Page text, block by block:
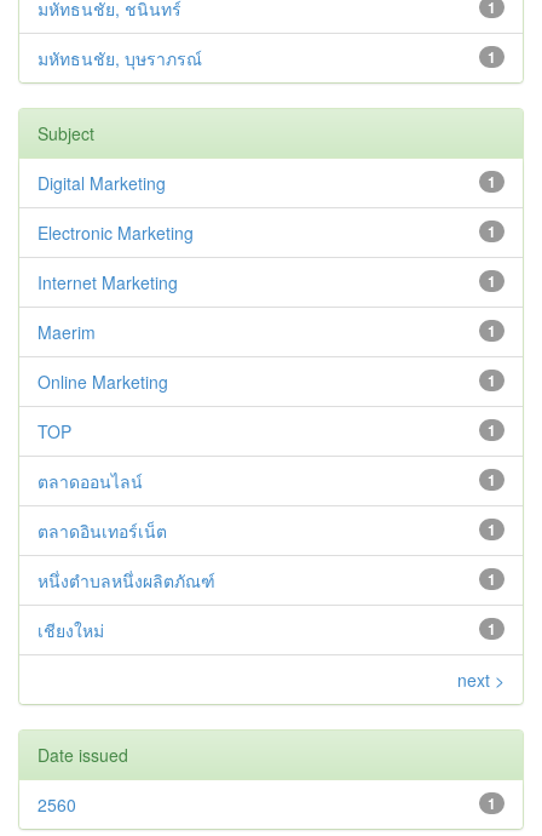
1
มหัทธนชัย, ชนินทร์
1
มหัทธนชัย, บุษราภรณ์
Subject
1
Digital Marketing
1
Electronic Marketing
1
Internet Marketing
1
Maerim
1
Online Marketing
1
TOP
1
ตลาดออนไลน์
1
ตลาดอินเทอร์เน็ต
1
หนึ่งตำบลหนึ่งผลิตภัณฑ์
1
เชียงใหม่
next >
Date issued
1
2560